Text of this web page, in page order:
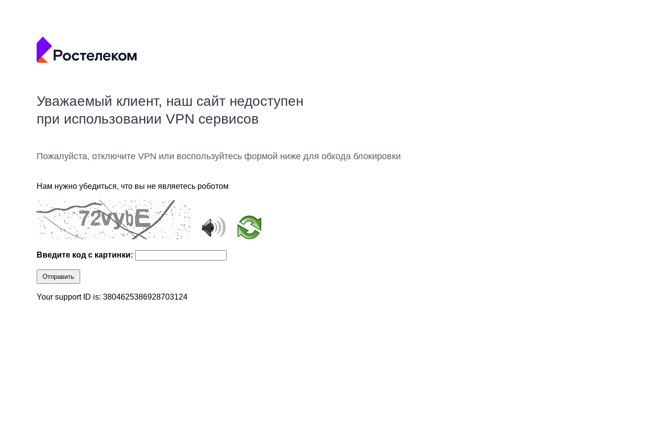
Уважаемый клиент, наш сайт недоступен
при использовании VPN сервисов
Пожалуйста, отключите VPN или воспользуйтесь формой ниже для обхода блокировки
Нам нужно убедиться, что вы не являетесь роботом
Введите код с картинки:
Отправить
Your support ID is: 3804625386928703124